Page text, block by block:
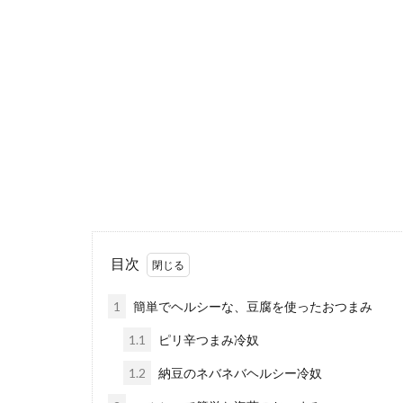
白菜・ツナ
目次
1 簡単でヘルシーな、豆腐を使ったおつまみ
1.1 ピリ辛つまみ冷奴
1.2 納豆のネバネバヘルシー冷奴